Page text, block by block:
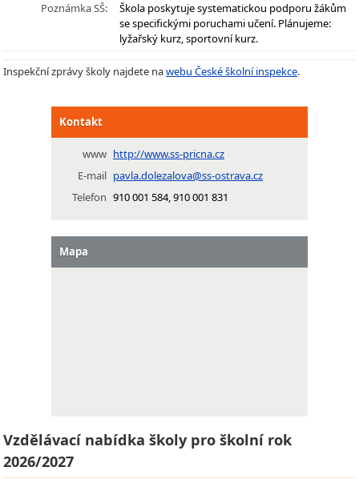
Poznámka SŠ:
Škola poskytuje systematickou podporu žákům
se specifickými poruchami učení. Plánujeme:
lyžařský kurz, sportovní kurz.
Inspekční zprávy školy najdete nawebu České školní inspekce.
Kontakt
www http://www.ss-pricna.cz
E-mail pavla.dolezalova@ss-ostrava.cz
Telefon 910 001 584, 910 001 831
Mapa
Vzdělávací nabídka školy pro školní rok
2026/2027